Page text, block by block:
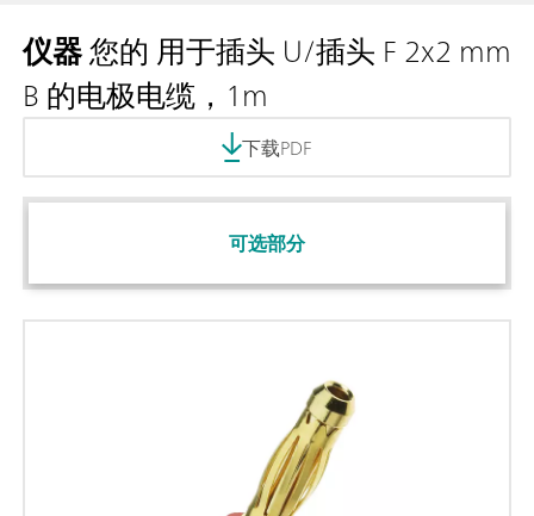
仪器您的 用于插头 U/插头 F 2x2 mm
B 的电极电缆，1m
下载PDF
可选部分